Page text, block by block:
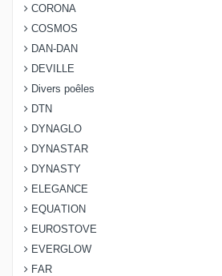
CORONA
COSMOS
DAN-DAN
DEVILLE
Divers poêles
DTN
DYNAGLO
DYNASTAR
DYNASTY
ELEGANCE
EQUATION
EUROSTOVE
EVERGLOW
FAR